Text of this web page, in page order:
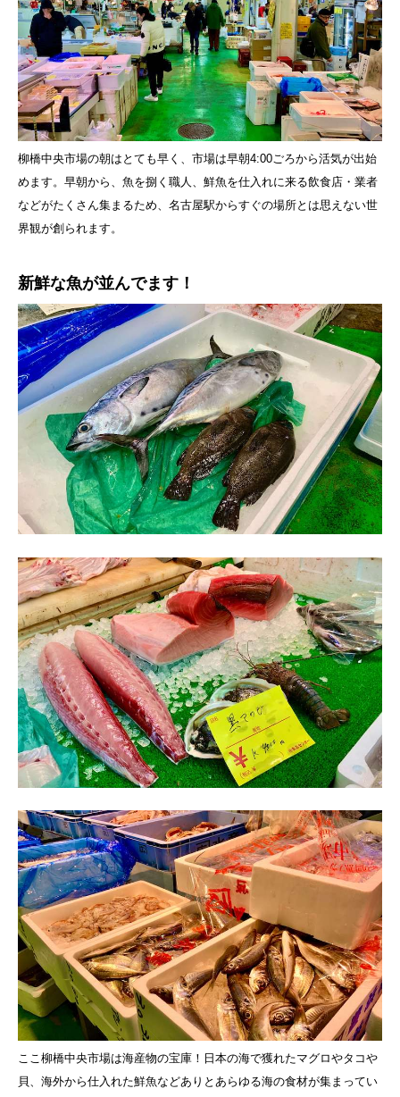
柳橋中央市場の朝はとても早く、市場は早朝4:00ごろから活気が出始
めます。早朝から、魚を捌く職人、鮮魚を仕入れに来る飲食店・業者
などがたくさん集まるため、名古屋駅からすぐの場所とは思えない世
界観が創られます。
新鮮な魚が並んでます！
ここ柳橋中央市場は海産物の宝庫！日本の海で獲れたマグロやタコや
貝、海外から仕入れた鮮魚などありとあらゆる海の食材が集まってい